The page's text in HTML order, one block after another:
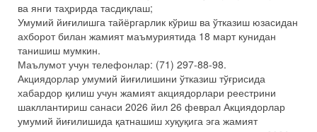
ва янги таҳрирда тасдиқлаш;
Умумий йиғилишга тайёргарлик кўриш ва ўтказиш юзасидан
ахборот билан жамият маъмуриятида 18 март кунидан
танишиш мумкин.
Маълумот учун телефонлар: (71) 297-88-98.
Акциядорлар умумий йиғилишини ўтказиш тўғрисида
хабардор қилиш учун жамият акциядорлари реестрини
шакллантириш санаси 2026 йил 26 феврал Акциядорлар
умумий йиғилишида қатнашиш хуқуқига эга жамият